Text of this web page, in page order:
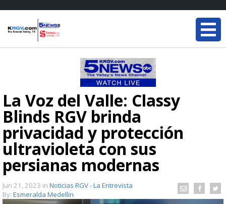
La Voz del Valle: Classy
Blinds RGV brinda
privacidad y protección
ultravioleta con sus
persianas modernas
Jun 21, 2023 in Noticias RGV - La Entrevista
By: Esmeralda Medellin